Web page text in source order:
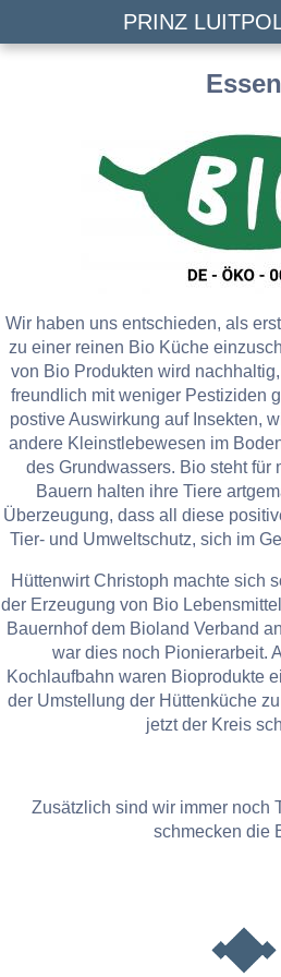
PRINZ
Essen
Wir haben uns entschieden, als
zu einer reinen Bio Küche
von Bio Produkten wird
freundlich mit weniger Pestiziden
postive Auswirkung auf Insekten,
andere Kleinstlebewesen im
des Grundwassers. Bio steht für
Bauern halten ihre Tiere
Überzeugung, dass all diese
Tier- und Umweltschutz, sich im
Hüttenwirt Christoph machte sich
der Erzeugung von Bio
Bauernhof dem Bioland Verband
war dies noch Pionierarbeit.
Kochlaufbahn waren Bioprodukte
der Umstellung der Hüttenküche
jetzt der Kreis
Zusätzlich sind wir immer noch
schmecken die